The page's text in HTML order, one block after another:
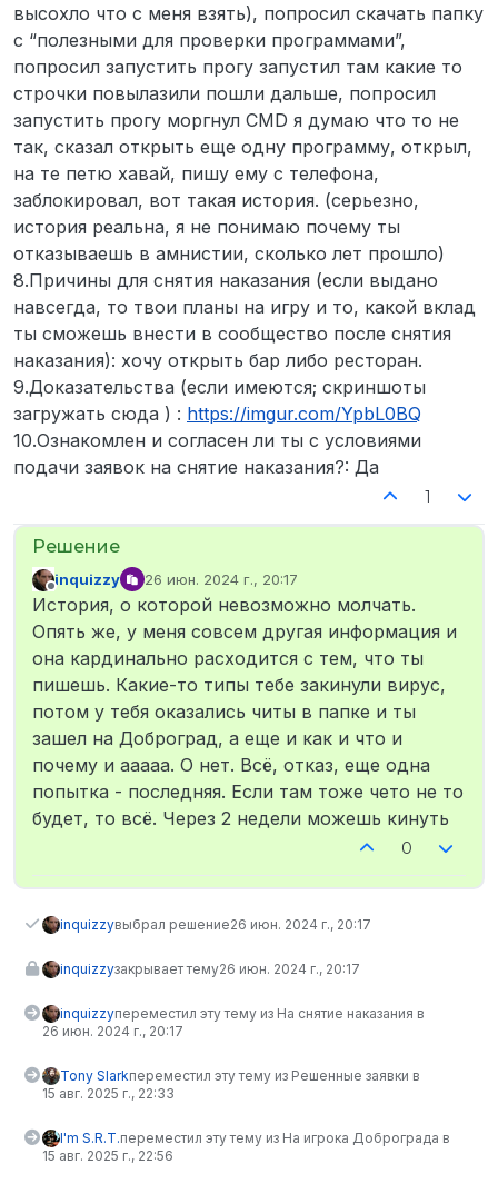
высохло что с меня взять), попросил скачать папку
с “полезными для проверки программами”,
попросил запустить прогу запустил там какие то
строчки повылазили пошли дальше, попросил
запустить прогу моргнул CMD я думаю что то не
так, сказал открыть еще одну программу, открыл,
на те петю хавай, пишу ему с телефона,
заблокировал, вот такая история. (серьезно,
история реальна, я не понимаю почему ты
отказываешь в амнистии, сколько лет прошло)
8.Причины для снятия наказания (если выдано
навсегда, то твои планы на игру и то, какой вклад
ты сможешь внести в сообщество после снятия
наказания): хочу открыть бар либо ресторан.
9.Доказательства (если имеются; скриншоты
загружать сюда ) : https://imgur.com/YpbL0BQ
10.Ознакомлен и согласен ли ты с условиями
подачи заявок на снятие наказания?: Да
1
Не в сети
inquizzy 26 июн. 2024 г., 20:17
отредактировано
История, о которой невозможно молчать.
Опять же, у меня совсем другая информация и
она кардинально расходится с тем, что ты
пишешь. Какие-то типы тебе закинули вирус,
потом у тебя оказались читы в папке и ты
зашел на Доброград, а еще и как и что и
почему и ааааа. О нет. Всё, отказ, еще одна
попытка - последняя. Если там тоже чето не то
будет, то всё. Через 2 недели можешь кинуть
0
inquizzyвыбрал решение26 июн. 2024 г., 20:17
inquizzyзакрывает тему26 июн. 2024 г., 20:17
inquizzyпереместил эту тему из На снятие наказания в
26 июн. 2024 г., 20:17
Tony Slarkпереместил эту тему из Решенные заявки в
15 авг. 2025 г., 22:33
I'm S.R.T.переместил эту тему из На игрока Доброграда в
15 авг. 2025 г., 22:56